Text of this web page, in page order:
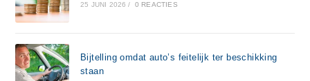
25 JUNI 2026 / 0 REACTIES
Bijtelling omdat auto’s feitelijk ter beschikking
staan